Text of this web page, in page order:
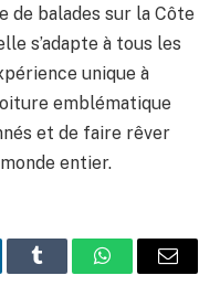
de balades sur la Côte
s’adapte à tous les
unique à
emblématique
et de faire rêver
entier.
Tumblr WhatsApp
E-